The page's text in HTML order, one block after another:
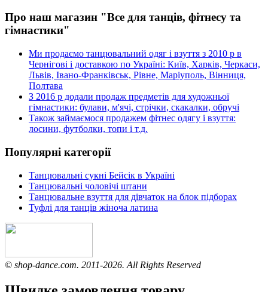
Про наш магазин "Все для танців, фітнесу та
гімнастики"
Ми продаємо танцювальний одяг і взуття з 2010 р в
Чернігові і доставкою по Україні: Київ, Харків, Черкаси,
Львів, Івано-Франківськ, Рівне, Маріуполь, Вінниця,
Полтава
З 2016 р додали продаж предметів для художньої
гімнастики: булави, м'ячі, стрічки, скакалки, обручі
Також займаємося продажем фітнес одягу і взуття:
лосини, футболки, топи і т.д.
Популярні категорії
Танцювальні сукні Бейсік в Україні
Танцювальні чоловічі штани
Танцювальне взуття для дівчаток на блок підборах
Туфлі для танців жіноча латина
© shop-dance.com. 2011-2026. All Rights Reserved